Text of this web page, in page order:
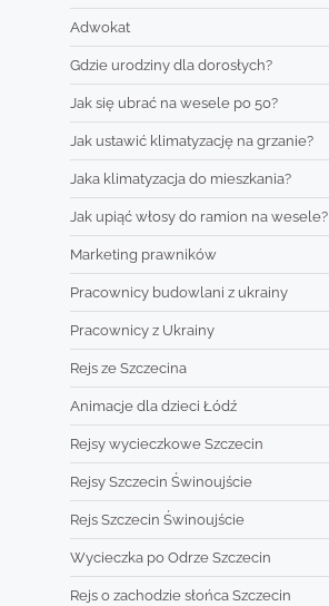
Adwokat
Gdzie urodziny dla dorosłych?
Jak się ubrać na wesele po 50?
Jak ustawić klimatyzację na grzanie?
Jaka klimatyzacja do mieszkania?
Jak upiąć włosy do ramion na wesele?
Marketing prawników
Pracownicy budowlani z ukrainy
Pracownicy z Ukrainy
Rejs ze Szczecina
Animacje dla dzieci Łódź
Rejsy wycieczkowe Szczecin
Rejsy Szczecin Świnoujście
Rejs Szczecin Świnoujście
Wycieczka po Odrze Szczecin
Rejs o zachodzie słońca Szczecin